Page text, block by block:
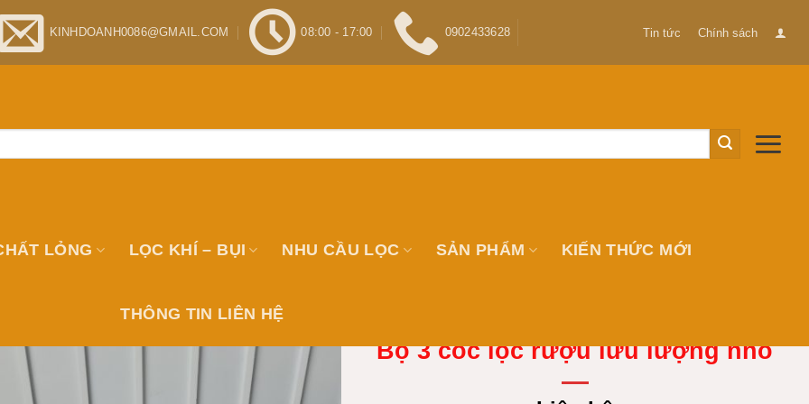
KINHDOANH0086@GMAIL.COM 08:00 - 17:00 0902433628 Tin tức Chính sách
LỎNG LỌC KHÍ – BỤI NHU CẦU LỌC SẢN PHẨM KIẾN THỨC MỚI
THÔNG TIN LIÊN HỆ
Bộ 3 cốc lọc rượu lưu lượng nhỏ